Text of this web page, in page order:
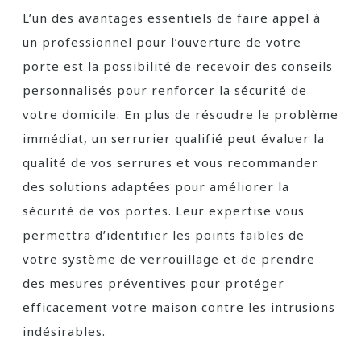
L’un des avantages essentiels de faire appel à
un professionnel pour l’ouverture de votre
porte est la possibilité de recevoir des conseils
personnalisés pour renforcer la sécurité de
votre domicile. En plus de résoudre le problème
immédiat, un serrurier qualifié peut évaluer la
qualité de vos serrures et vous recommander
des solutions adaptées pour améliorer la
sécurité de vos portes. Leur expertise vous
permettra d’identifier les points faibles de
votre système de verrouillage et de prendre
des mesures préventives pour protéger
efficacement votre maison contre les intrusions
indésirables.